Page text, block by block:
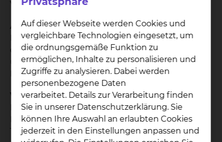
Vorhof
AV-Knoten-Reentry-Tachykardien
Kreisendes Herzrasen aufgrund einer Zweiteilung
der elektrischen Verbindung zwischen Vorhöfen
und Herzkammern. Therapieoption: Ablation im
Bereich des langsamen Anteils der Zweiteilung
Ventrikuläre Extrasystolen
Herzstolpern durch einzelne Fehlimpulse von
Herzkammer-Muskelzellen
Therapieoption: Ablation des Ursprungsortes in
Auf dieser Webseite werden Cookies und
vergleichbare Technologien eingesetzt, um
die ordnungsgemäße Funktion zu
ermöglichen, Inhalte zu personalisieren und
Zugriffe zu analysieren. Dabei werden
personenbezogene Daten
verarbeitet. Details zur Verarbeitung finden
Sie in unserer Datenschutzerklärung. Sie
können Ihre Auswahl an erlaubten Cookies
jederzeit in den Einstellungen anpassen und